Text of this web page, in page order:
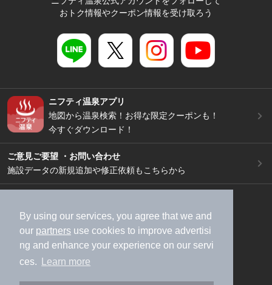
By using our services, you agree that we and
our partners use cookies to improve advertisi
ng and enhance your experience on our servi
ces.
Learn more
おトク情報やクーポン情報を受け取ろう
ニフティ温泉アプリ
地図から温泉検索！お得な限定クーポンも！
今すぐダウンロード！
ご意見ご要望 ・お問い合わせ
施設データの新規追加や修正依頼もこちらから
加盟店募集（資料請求）
広告出稿のご案内
利用規約
ライフスタイルMEMBERS+規約
特定商取引法に基づく表記
ヘルプ
採用情報
運営会社